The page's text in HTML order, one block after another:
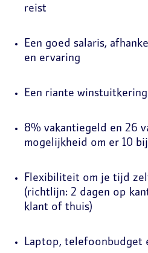
reist
Een goed salaris,
en ervaring
Een riante winstuitkering
8% vakantiegeld en 26
mogelijkheid om er 10
Flexibiliteit om je tijd
(richtlijn: 2 dagen op
klant of thuis)
Laptop, telefoonbudget